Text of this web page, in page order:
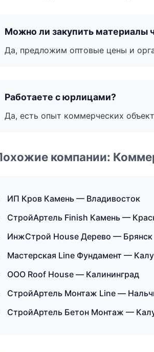
Можно ли закупить материалы
Да, предложим оптовые цены и
Работаете с юрлицами?
Да, есть опыт коммерческих
компании:
ИП Кров Камень — Владивосток
СтройАртель Finish Камень —
ИнжСтрой House Дерево — Брянск
Мастерская Line Фундамент —
ООО Roof House — Калининград
СтройАртель Монтаж Line —
СтройАртель Бетон Монтаж —